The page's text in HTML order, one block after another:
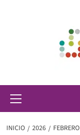
principal
INICIO 2026 FEBRERO